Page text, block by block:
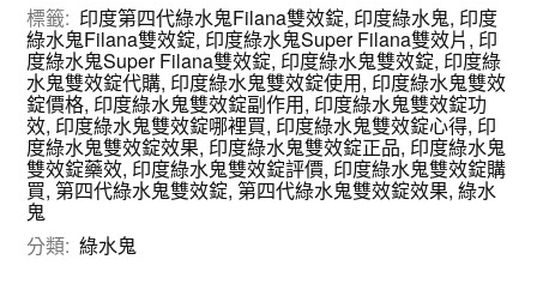
標籤: 印度第四代綠水鬼Filana雙效錠, 印度綠水鬼, 印度
綠水鬼Filana雙效錠, 印度綠水鬼Super Filana雙效片, 印
度綠水鬼Super Filana雙效錠, 印度綠水鬼雙效錠, 印度綠
水鬼雙效錠代購, 印度綠水鬼雙效錠使用, 印度綠水鬼雙效
錠價格, 印度綠水鬼雙效錠副作用, 印度綠水鬼雙效錠功
效, 印度綠水鬼雙效錠哪裡買, 印度綠水鬼雙效錠心得, 印
度綠水鬼雙效錠效果, 印度綠水鬼雙效錠正品, 印度綠水鬼
雙效錠藥效, 印度綠水鬼雙效錠評價, 印度綠水鬼雙效錠購
買,第四代綠水鬼雙效錠,第四代綠水鬼雙效錠效果,綠水
鬼
分類: 綠水鬼